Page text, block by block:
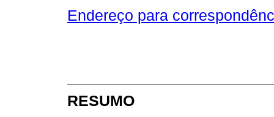
Endereço para
RESUMO